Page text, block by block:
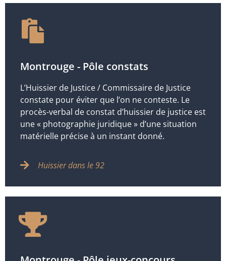
Montrouge - Pôle constats
L’Huissier de Justice / Commissaire de Justice
constate pour éviter que l’on ne conteste. Le
procès-verbal de constat d’huissier de justice est
une « photographie juridique » d’une situation
matérielle précise à un instant donné.
Huissier dans le 92